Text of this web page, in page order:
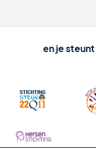
en je